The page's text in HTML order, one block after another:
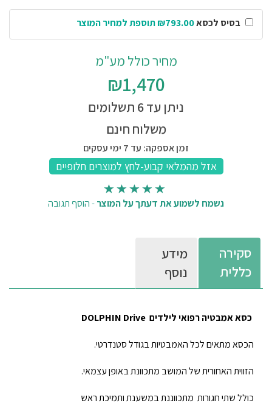
בסיס לכסא₪793.00 תוספת למחיר המוצר
מחיר כולל מע"מ
₪1,470
ניתן עד 6 תשלומים
משלוח חינם
זמן אספקה: עד 7 ימי עסקים
נשמח לשמוע את דעתך על המוצר-הוסף תגובה
סקירה
כללית
מידע
נוסף
כסא אמבטיה רפואי לילדים Drive DOLPHIN
הכסא מתאים לכל האמבטיות בגודל סטנדרטי.
הזווית האחורית של המושב מתכוונת באופן עצמאי.
כולל שתי חגורות מתכווננת במשענת ותמיכת ראש